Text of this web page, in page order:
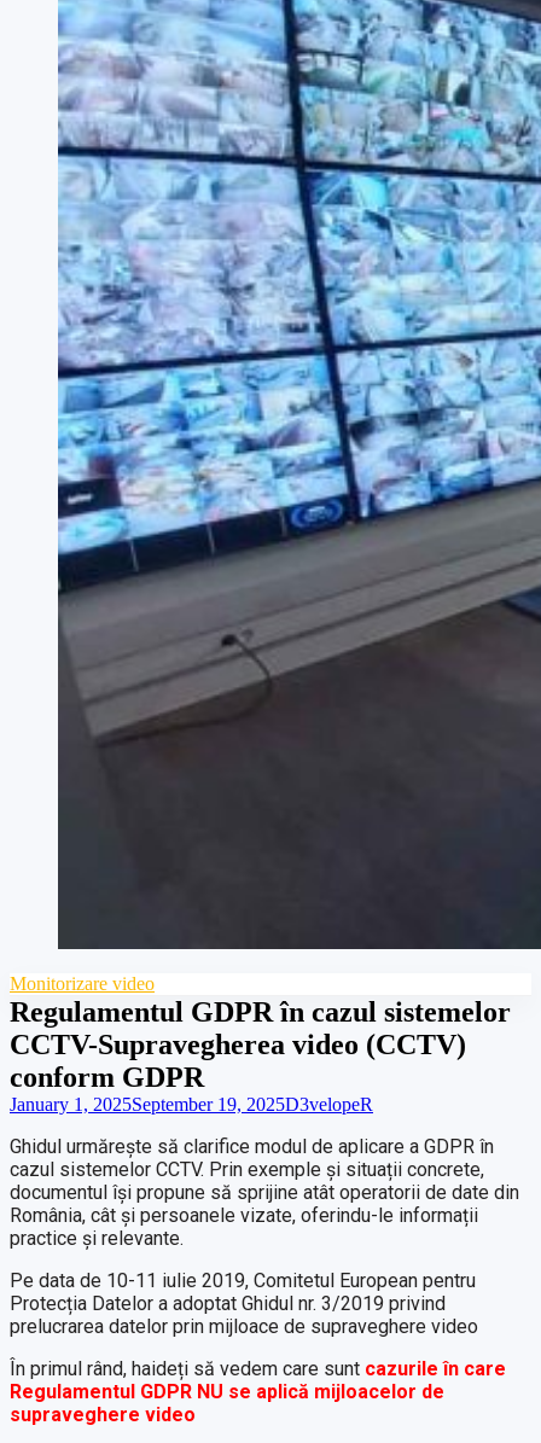
Monitorizare video
Regulamentul GDPR în cazul sistemelor
CCTV-Supravegherea video (CCTV)
conform GDPR
January 1, 2025September 19, 2025D3velopeR
Ghidul urmărește să clarifice modul de aplicare a GDPR în
cazul sistemelor CCTV. Prin exemple și situații concrete,
documentul își propune să sprijine atât operatorii de date din
România, cât și persoanele vizate, oferindu-le informații
practice și relevante.
Pe data de 10-11 iulie 2019, Comitetul European pentru
Protecția Datelor a adoptat Ghidul nr. 3/2019 privind
prelucrarea datelor prin mijloace de supraveghere video
În primul rând, haideți să vedem care sunt cazurile în care
Regulamentul GDPR NU se aplică mijloacelor de
supraveghere video